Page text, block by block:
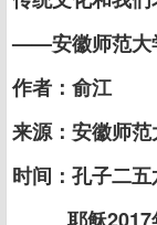
——安徽师范大
作者：俞江
来源：安徽师
时间：孔子二